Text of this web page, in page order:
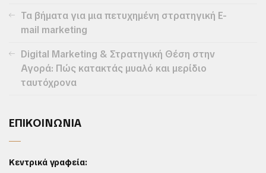
Τα βήματα για μια πετυχημένη στρατηγική E-
mail marketing
Digital Marketing & Στρατηγική Θέση στην
Αγορά: Πώς κατακτάς μυαλό και μερίδιο
ταυτόχρονα
ΕΠΙΚΟΙΝΩΝΙΑ
Κεντρικά γραφεία: